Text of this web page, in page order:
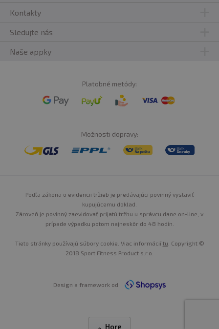
Kontakty
Sledujte nás
Naše appky
Platobné metódy:
Možnosti dopravy:
Podľa zákona o evidencii tržieb je predávajúci povinný vystaviť
kupujúcemu doklad.
Zároveň je povinný zaevidovať prijatú tržbu u správcu dane on-line, v
prípade výpadku potom najneskôr do 48 hodín.
Tieto stránky používajú súbory cookie. Viac informácií tu . Copyright ©
2018 Sport Fitness Product s.r.o.
Design a framework od
Hore